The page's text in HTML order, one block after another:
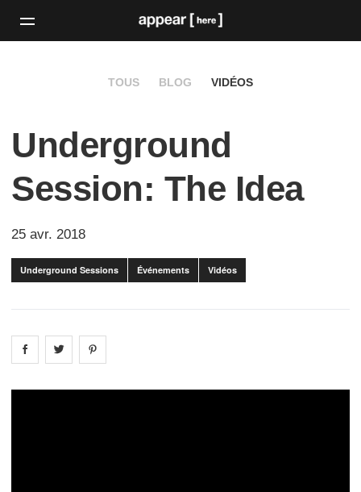
TOUS BLOG VIDÉOS
Underground
Session: The Idea
25 avr. 2018
Underground Sessions Événements Vidéos
Share on facebook
Share on